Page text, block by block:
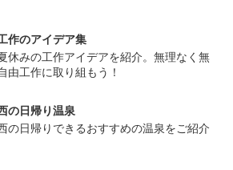
作のアイデア集
休みの工作アイデアを紹介。無理なく無
由工作に取り組もう！
の日帰り温泉
の日帰りできるおすすめの温泉をご紹介